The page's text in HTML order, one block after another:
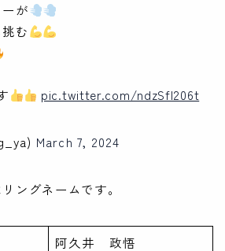
が
む
pic.twitter.com/ndzSfl206t
March 7, 2024
ングネームです。
阿久井 政悟